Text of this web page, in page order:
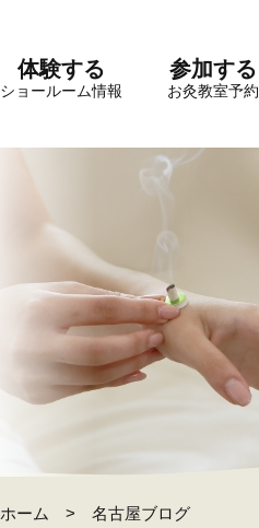
体験する
ショールーム情報
参加する
お灸教室予約
ホーム 名古屋ブログ